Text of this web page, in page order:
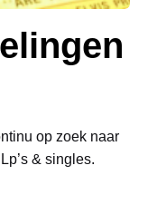
op zoek naar
& singles.